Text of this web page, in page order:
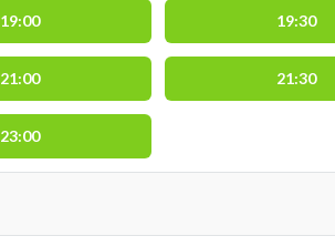
19:00 19:30
21:00 21:30
23:00